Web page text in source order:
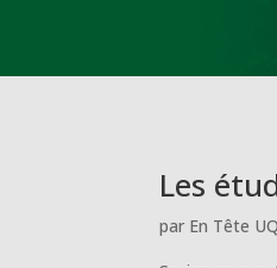
Les
par En Tête